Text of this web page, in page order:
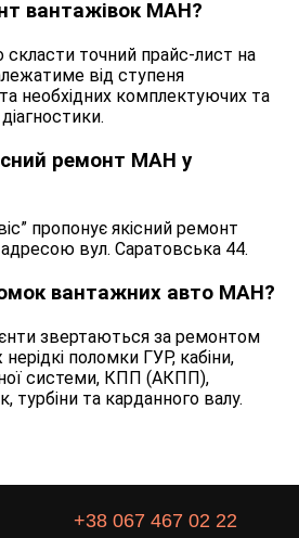
вантажівок МАН?
точний прайс-лист на
від ступеня
необхідних комплектуючих та
ремонт МАН у
пропонує якісний ремонт
вул. Саратовська 44.
вантажних авто МАН?
звертаються за ремонтом
поломки ГУР, кабіни,
системи, КПП (АКПП),
турбіни та карданного валу.
+38 067 467 02 22